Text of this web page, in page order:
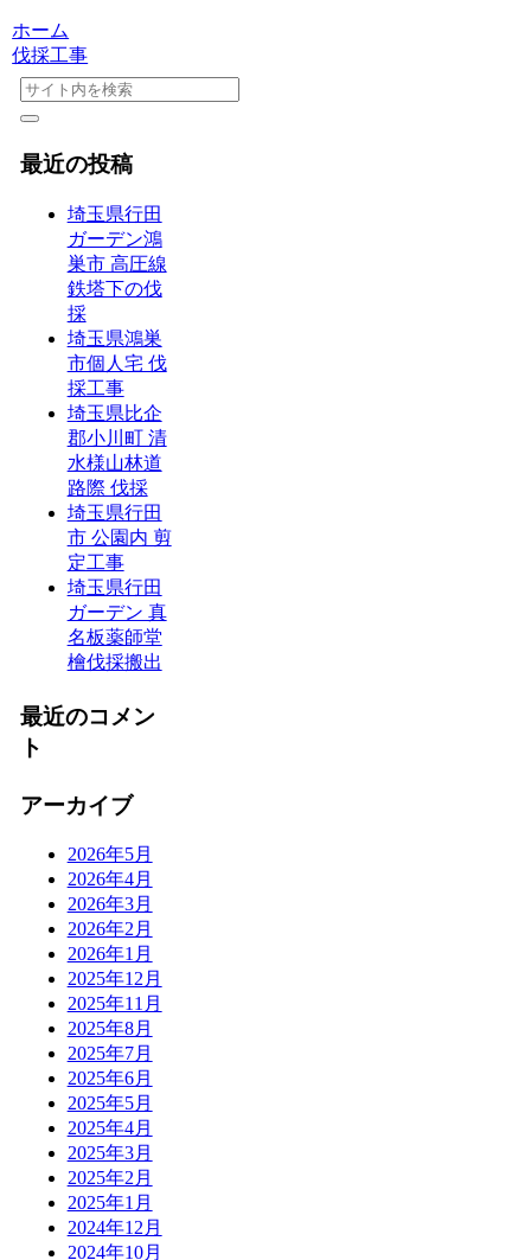
ホーム
伐採工事
最近の投稿
埼玉県行田
ガーデン鴻
巣市 高圧線
鉄塔下の伐
採
埼玉県鴻巣
市個人宅 伐
採工事
埼玉県比企
郡小川町 清
水様山林道
路際 伐採
埼玉県行田
市 公園内 剪
定工事
埼玉県行田
ガーデン 真
名板薬師堂
檜伐採搬出
最近のコメン
ト
アーカイブ
2026年5月
2026年4月
2026年3月
2026年2月
2026年1月
2025年12月
2025年11月
2025年8月
2025年7月
2025年6月
2025年5月
2025年4月
2025年3月
2025年2月
2025年1月
2024年12月
2024年10月